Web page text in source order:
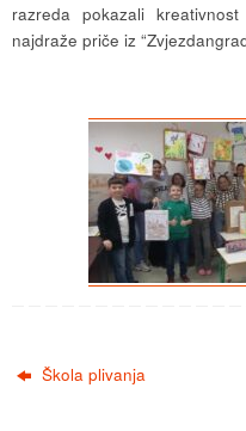
razreda pokazali
najdraže priče iz
Škola plivanja